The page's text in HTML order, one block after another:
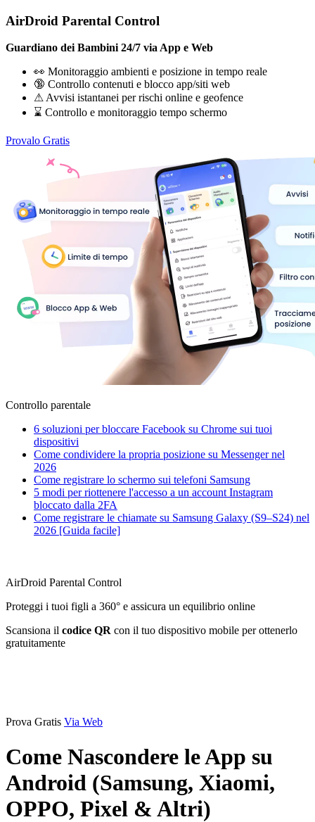
AirDroid Parental Control
Guardiano dei Bambini 24/7 via App e Web
👀 Monitoraggio ambienti e posizione in tempo reale
🔞 Controllo contenuti e blocco app/siti web
⚠ Avvisi istantanei per rischi online e geofence
⌛ Controllo e monitoraggio tempo schermo
Provalo Gratis
Controllo parentale
6 soluzioni per bloccare Facebook su Chrome sui tuoi
dispositivi
Come condividere la propria posizione su Messenger nel
2026
Come registrare lo schermo sui telefoni Samsung
5 modi per riottenere l'accesso a un account Instagram
bloccato dalla 2FA
Come registrare le chiamate su Samsung Galaxy (S9–S24) nel
2026 [Guida facile]
AirDroid Parental Control
Proteggi i tuoi figli a 360° e assicura un equilibrio online
Scansiona il codice QR con il tuo dispositivo mobile per ottenerlo
gratuitamente
Prova Gratis Via Web
Come Nascondere le App su
Android (Samsung, Xiaomi,
OPPO, Pixel & Altri)